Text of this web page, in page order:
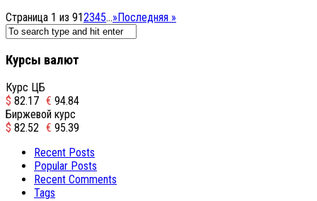
Страница 1 из 912345...»Последняя »
Курсы валют
Курс ЦБ
$ 82.17 € 94.84
Биржевой курс
$ 82.52 € 95.39
Recent Posts
Popular Posts
Recent Comments
Tags